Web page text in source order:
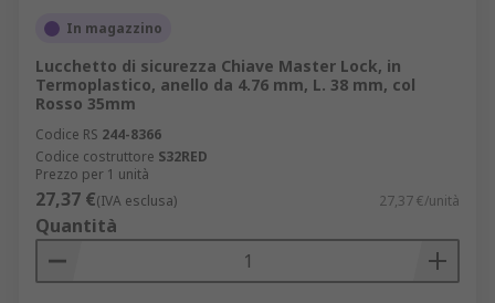
In magazzino
Lucchetto di sicurezza Chiave Master Lock, in
Termoplastico, anello da 4.76 mm, L. 38 mm, col
Rosso 35mm
Codice RS 244-8366
Codice costruttore S32RED
Prezzo per 1 unità
27,37 €(IVA esclusa) 27,37 €/unità
Quantità